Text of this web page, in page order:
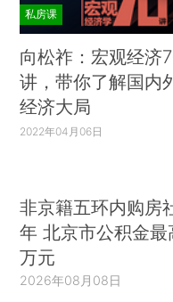
私房课
向松祚：宏观经济
讲，带你了解国内
经济大局
2022年04月06日
非京籍五环内购房
年 北京市公积金
万元
2026年08月08日